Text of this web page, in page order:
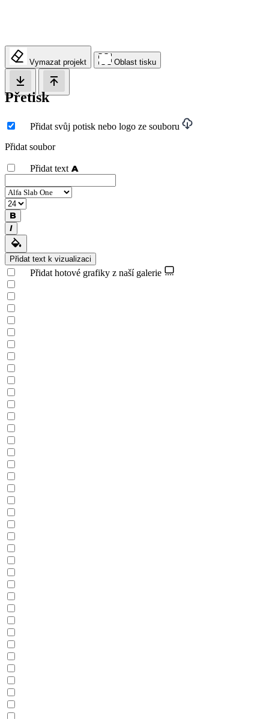
Vymazat projekt Oblast tisku
Přetisk
Přidat svůj potisk nebo logo ze souboru
Přidat soubor
Přidat text
Přidat text k vizualizaci
Přidat hotové grafiky z naší galerie